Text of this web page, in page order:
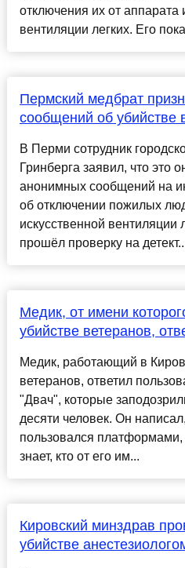
отключения их от аппарата
вентиляции легких. Его
Пермский медбрат
сообщений об
В Перми сотрудник
Гринберга заявил, что это
анонимных сообщений на
об отключении пожилых
искусственной
прошёл проверку на
Медик, от имени
убийстве ветеранов,
Медик, работающий в
ветеранов, ответил
"Двач", которые
десяти человек. Он
пользовался
знает, кто от его им...
Кировский минздрав
убийстве